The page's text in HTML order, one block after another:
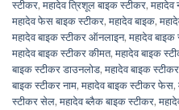
स्टीकर,महादेव त्रिशूल बाइक स्टीकर,महादेव
महादेव फेस बाइक स्टीकर,महादेव बाइक,
महादेव बाइक स्टीकर ऑनलाइन,महादेव
महादेव बाइक स्टीकर कीमत,महादेव बाइक
बाइक स्टीकर डाउनलोड,महादेव बाइक
बाइक स्टीकर नाम,महादेव बाइक स्टीकर फेस,
स्टीकर सेल,महादेव ब्लैक बाइक स्टीकर,